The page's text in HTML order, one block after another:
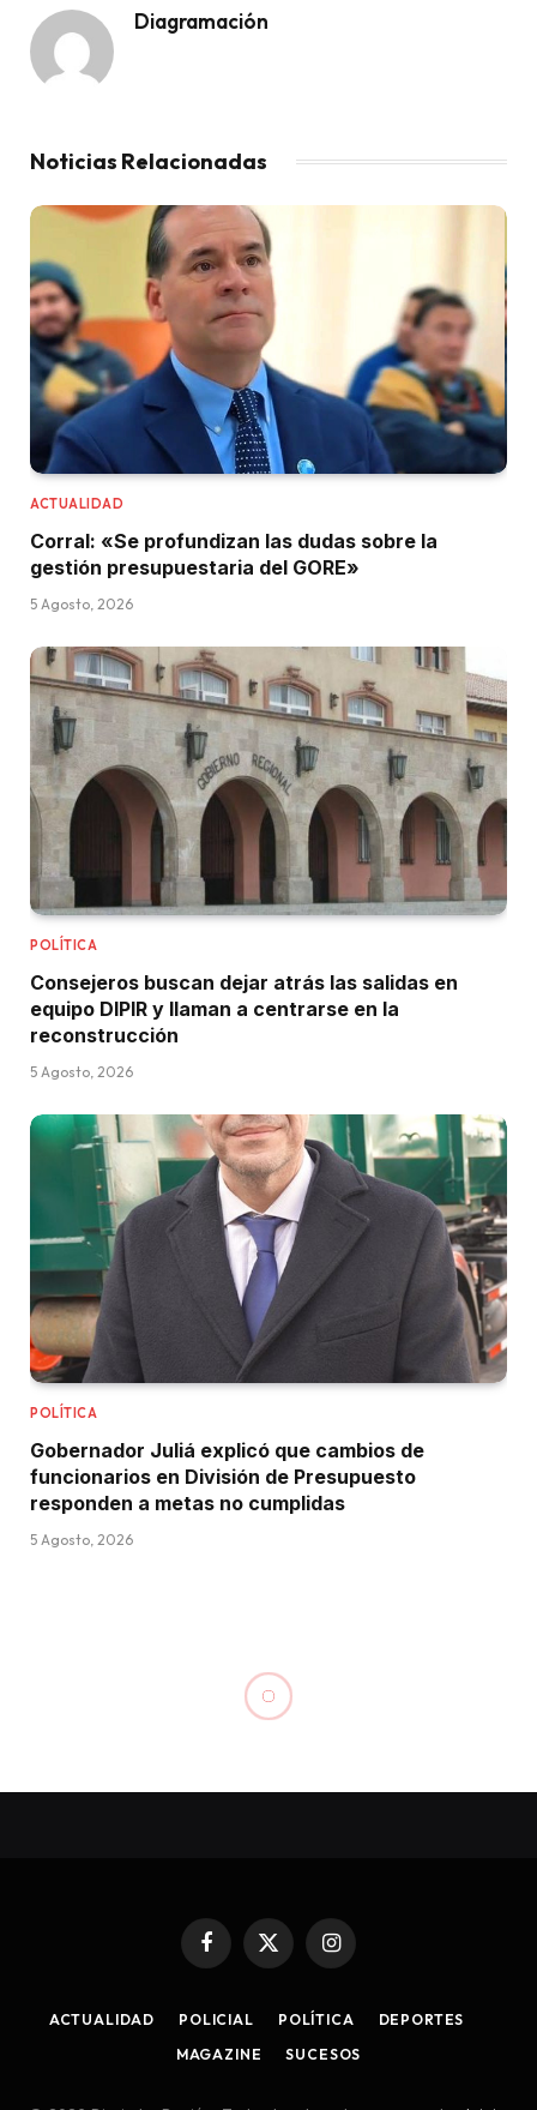
Diagramación
Noticias Relacionadas
ACTUALIDAD
Corral: «Se profundizan las dudas sobre la
gestión presupuestaria del GORE»
5 Agosto, 2026
POLÍTICA
Consejeros buscan dejar atrás las salidas en
equipo DIPIR y llaman a centrarse en la
reconstrucción
5 Agosto, 2026
POLÍTICA
Gobernador Juliá explicó que cambios de
funcionarios en División de Presupuesto
responden a metas no cumplidas
5 Agosto, 2026
para bien de toda la